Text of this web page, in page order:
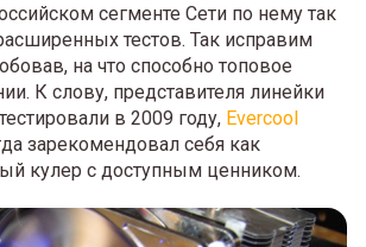
сегменте Сети по нему так
тестов. Так исправим
на что способно топовое
К слову, представителя линейки
в 2009 году, Evercool
зарекомендовал себя как
кулер с доступным ценником.